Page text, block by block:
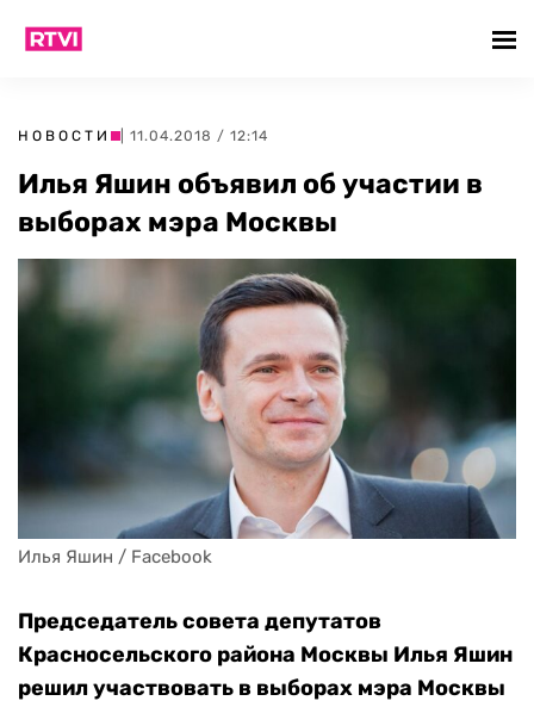
НОВОСТИ | 11.04.2018 / 12:14
Илья Яшин объявил об участии в
выборах мэра Москвы
Илья Яшин / Facebook
Председатель совета депутатов
Красносельского района Москвы Илья Яшин
решил участвовать в выборах мэра Москвы